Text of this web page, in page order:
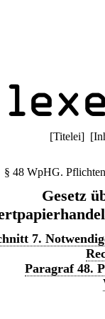
[Titelei] [
§ 48 WpHG.
Gesetz
7.
Paragraf 48.